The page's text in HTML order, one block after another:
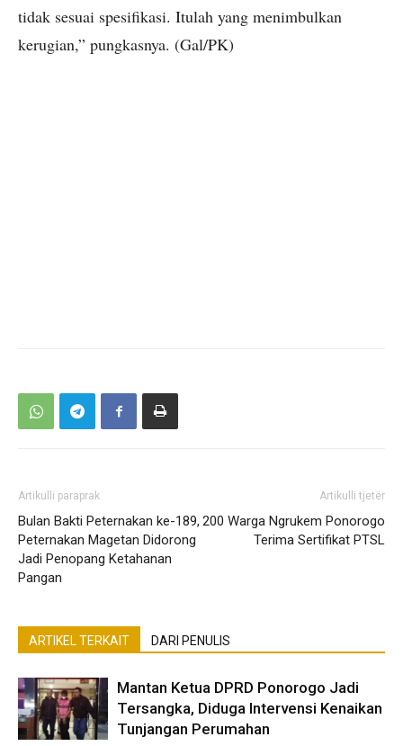
tidak sesuai spesifikasi. Itulah yang menimbulkan
kerugian,” pungkasnya. (Gal/PK)
Artikulli paraprak
Bulan Bakti Peternakan ke-189,
Peternakan Magetan Didorong
Jadi Penopang Ketahanan
Pangan
Artikulli tjetër
200 Warga Ngrukem Ponorogo
Terima Sertifikat PTSL
ARTIKEL TERKAIT DARI PENULIS
Mantan Ketua DPRD Ponorogo Jadi
Tersangka, Diduga Intervensi Kenaikan
Tunjangan Perumahan